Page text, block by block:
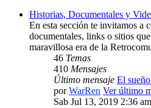
Historias, Documentales y
En esta sección te invitamos a
documentales, links o sitios
maravillosa era de la
46 Temas
410 Mensajes
Último mensaje El
porWarRen Ver último
Sab Jul 13, 2019 2:36 am